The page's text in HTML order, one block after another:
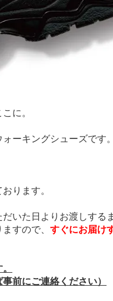
に。
ーキングシューズです。
ります。
いた日よりお渡しする
すので、 すぐにお届け
前にご連絡ください）